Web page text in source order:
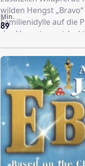
wilden Hengst
Familienidylle auf die
des Hengstes entdeckt
89
Min.